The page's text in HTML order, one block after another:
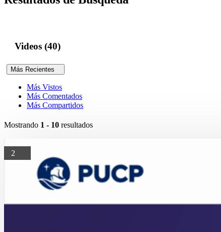
Videos (40)
Más Recientes
Más Vistos
Más Comentados
Más Compartidos
Mostrando 1 - 10 resultados
2